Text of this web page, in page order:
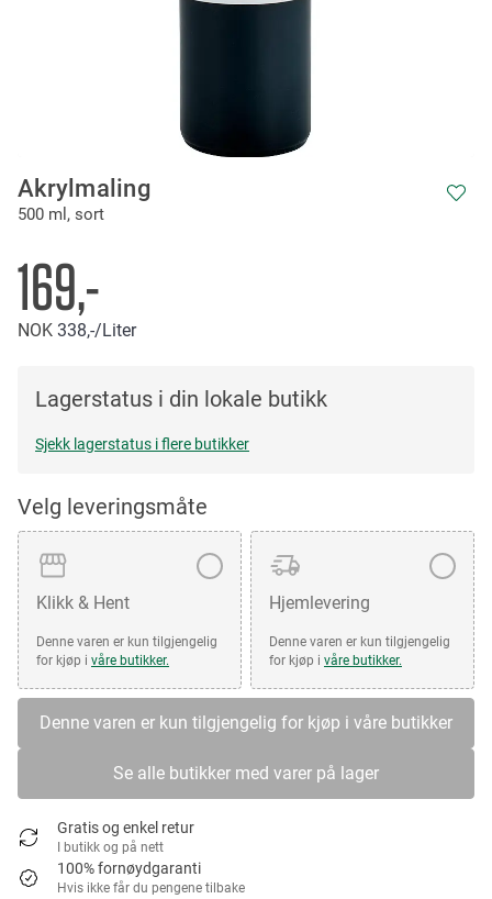
Akrylmaling
500 ml, sort
169,-
NOK 338,-/Liter
Lagerstatus i din lokale butikk
Sjekk lagerstatus i flere butikker
Velg leveringsmåte
Klikk & Hent
Denne varen er kun tilgjengelig
for kjøp i våre butikker.
Hjemlevering
Denne varen er kun tilgjengelig
for kjøp i våre butikker.
Denne varen er kun tilgjengelig for kjøp i våre butikker
Se alle butikker med varer på lager
Gratis og enkel retur
I butikk og på nett
100% fornøydgaranti
Hvis ikke får du pengene tilbake
to
the
of
the
images
gallery